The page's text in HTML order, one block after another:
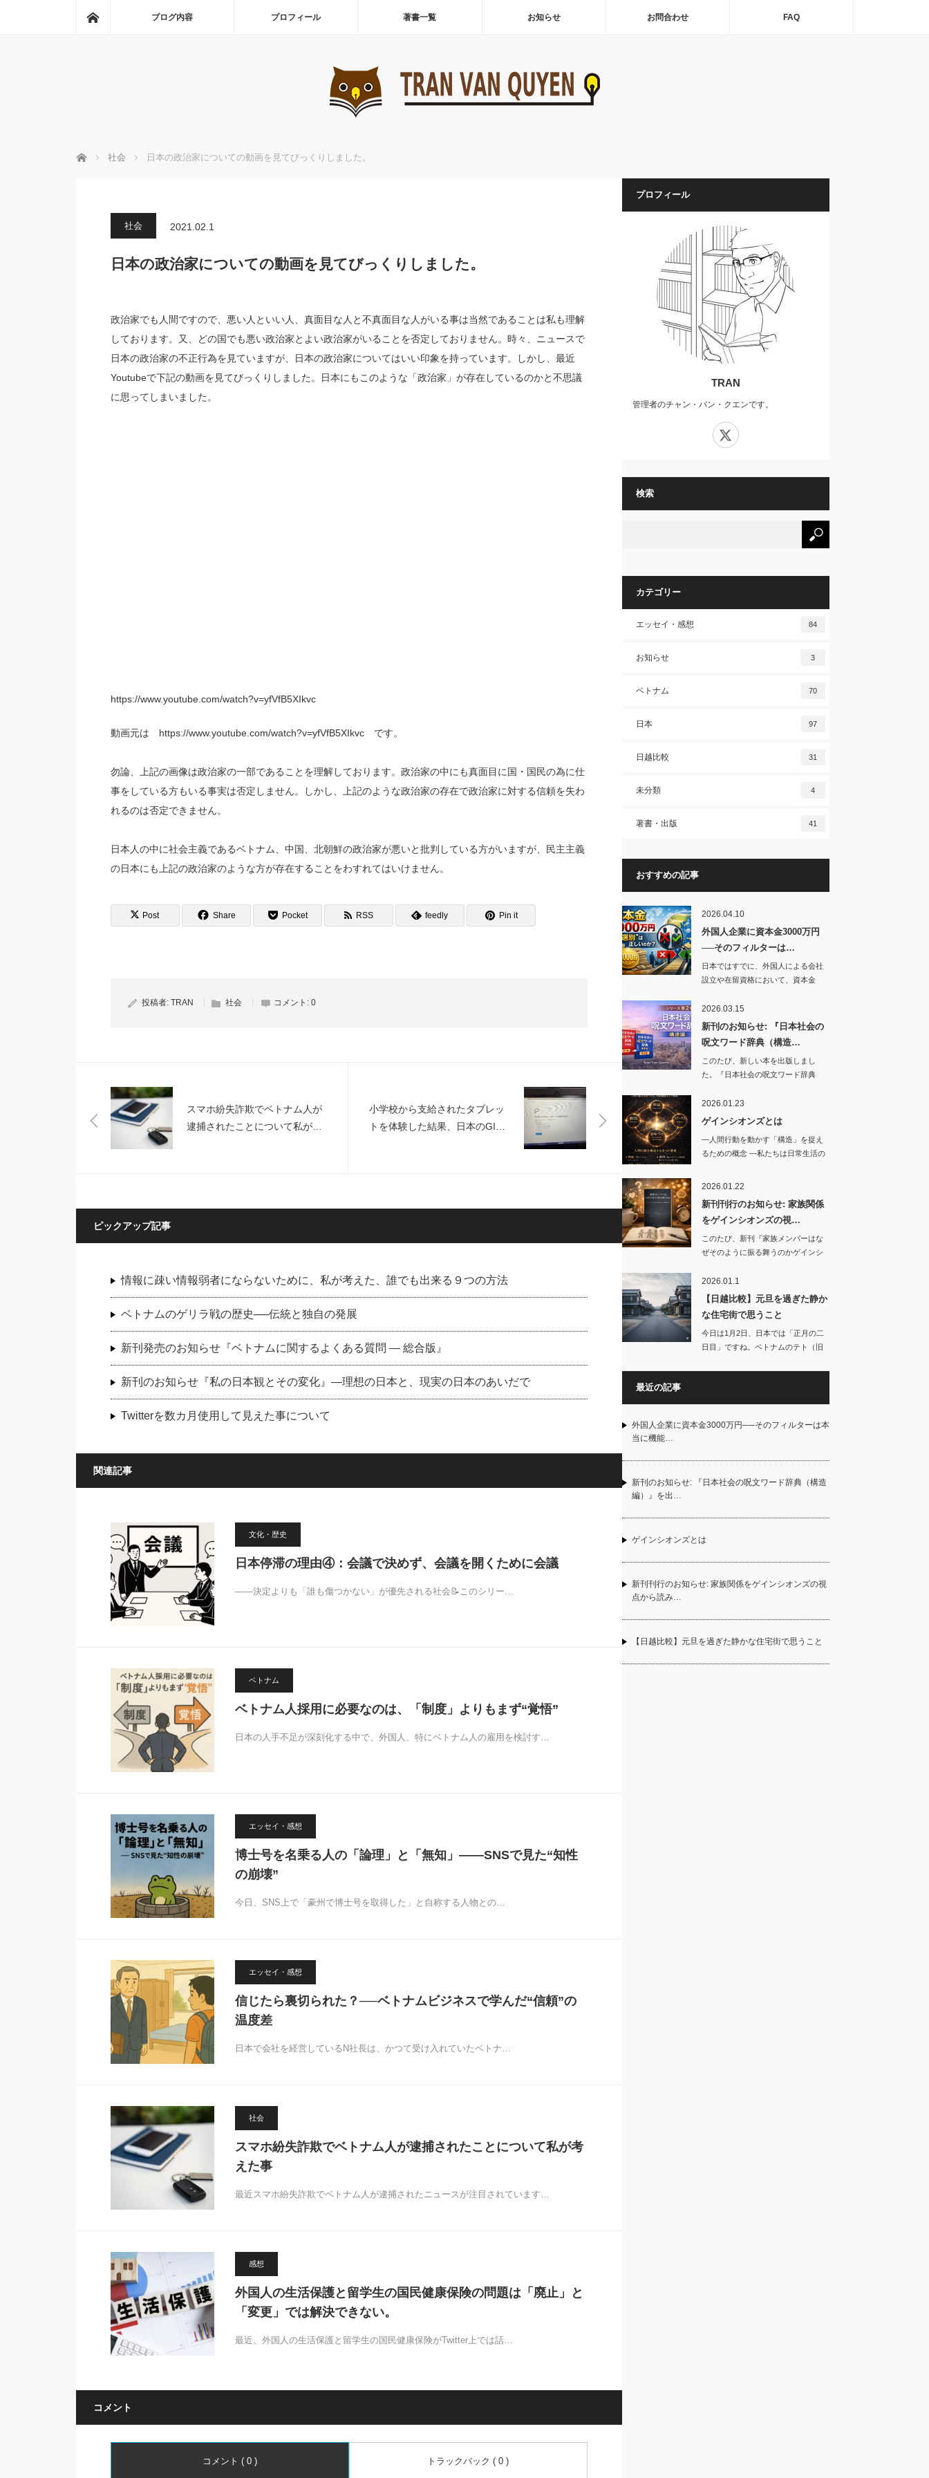
ブログ内容 プロフィール 著書一覧 お知らせ お問合わせ FAQ
ホーム 社会 日本の政治家についての動画を見てびっくりしました。
社会 2021.02.1
日本の政治家についての動画を見てびっくりしました。
政治家でも人間ですので、悪い人といい人、真面目な人と不真面目な人がいる事は当然であることは私も理解
しております。又、どの国でも悪い政治家とよい政治家がいることを否定しておりません。時々、ニュースで
日本の政治家の不正行為を見ていますが、日本の政治家についてはいい印象を持っています。しかし、最近
Youtubeで下記の動画を見てびっくりしました。日本にもこのような「政治家」が存在しているのかと不思議
に思ってしまいました。
https://www.youtube.com/watch?v=yfVfB5XIkvc
動画元は https://www.youtube.com/watch?v=yfVfB5XIkvc です。
勿論、上記の画像は政治家の一部であることを理解しております。政治家の中にも真面目に国・国民の為に仕
事をしている方もいる事実は否定しません。しかし、上記のような政治家の存在で政治家に対する信頼を失わ
れるのは否定できません。
日本人の中に社会主義であるベトナム、中国、北朝鮮の政治家が悪いと批判している方がいますが、民主主義
の日本にも上記の政治家のような方が存在することをわすれてはいけません。
Post Share Pocket RSS feedly Pin it
投稿者: TRAN 社会 コメント: 0
スマホ紛失詐欺でベトナム人が
逮捕されたことについて私が考
小学校から支給されたタブレッ
トを体験した結果、日本のGIGA
ピックアップ記事
情報に疎い情報弱者にならないために、私が考えた、誰でも出来る９つの方法
ベトナムのゲリラ戦の歴史──伝統と独自の発展
新刊発売のお知らせ『ベトナムに関するよくある質問 ― 総合版』
新刊のお知らせ『私の日本観とその変化』—理想の日本と、現実の日本のあいだで
Twitterを数カ月使用して見えた事について
関連記事
文化・歴史
日本停滞の理由④：会議で決めず、会議を開くために会議
――決定よりも「誰も傷つかない」が優先される社会📝このシリー…
ベトナム
ベトナム人採用に必要なのは、「制度」よりもまず“覚悟”
日本の人手不足が深刻化する中で、外国人、特にベトナム人の雇用を検討す…
エッセイ・感想
博士号を名乗る人の「論理」と「無知」——SNSで見た“知性
の崩壊”
今日、SNS上で「豪州で博士号を取得した」と自称する人物との…
エッセイ・感想
信じたら裏切られた？──ベトナムビジネスで学んだ“信頼”の
温度差
日本で会社を経営しているN社長は、かつて受け入れていたベトナ…
社会
スマホ紛失詐欺でベトナム人が逮捕されたことについて私が考
えた事
最近スマホ紛失詐欺でベトナム人が逮捕されたニュースが注目されています…
感想
外国人の生活保護と留学生の国民健康保険の問題は「廃止」と
「変更」では解決できない。
最近、外国人の生活保護と留学生の国民健康保険がTwitter上では話…
コメント
コメント ( 0 ) トラックバック ( 0 )
プロフィール
TRAN
管理者のチャン・バン・クエンです。
検索
カテゴリー
エッセイ・感想 84
お知らせ 3
ベトナム 70
日本 97
日越比較 31
未分類 4
著書・出版 41
おすすめの記事
2026.04.10
外国人企業に資本金3000万円
──そのフィルターは…
日本ではすでに、外国人による会社
設立や在留資格において、資本金
2026.03.15
新刊のお知らせ: 『日本社会の
呪文ワード辞典（構造…
このたび、新しい本を出版しまし
た。『日本社会の呪文ワード辞典
2026.01.23
ゲインシオンズとは
―人間行動を動かす「構造」を捉え
るための概念 ―私たちは日常生活の
2026.01.22
新刊刊行のお知らせ: 家族関係
をゲインシオンズの視…
このたび、新刊『家族メンバーはな
ぜそのように振る舞うのかゲインシ
2026.01.1
【日越比較】元旦を過ぎた静か
な住宅街で思うこと
今日は1月2日、日本では「正月の二
日目」ですね。ベトナムのテト（旧
最近の記事
外国人企業に資本金3000万円──そのフィルターは本
当に機能…
新刊のお知らせ: 『日本社会の呪文ワード辞典（構造
編）』を出…
ゲインシオンズとは
新刊刊行のお知らせ: 家族関係をゲインシオンズの視
点から読み…
【日越比較】元旦を過ぎた静かな住宅街で思うこと